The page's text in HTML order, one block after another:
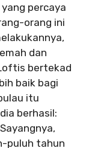
percaya
orang ini
dan
bertekad
baik bagi
itu
berhasil:
puluh tahun